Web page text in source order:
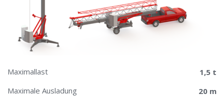
Maximallast
Maximale Ausladung
1,5 t
20 m